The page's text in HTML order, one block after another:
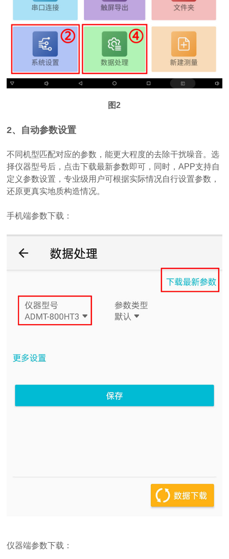
图2
2、自动参数设置
不同机型匹配对应的参数，能更大程度的去除干扰噪音。选
择仪器型号后，点击下载最新参数即可，同时，APP支持自
定义参数设置，专业级用户可根据实际情况自行设置参数，
还原更真实地质构造情况。
手机端参数下载：
仪器端参数下载：